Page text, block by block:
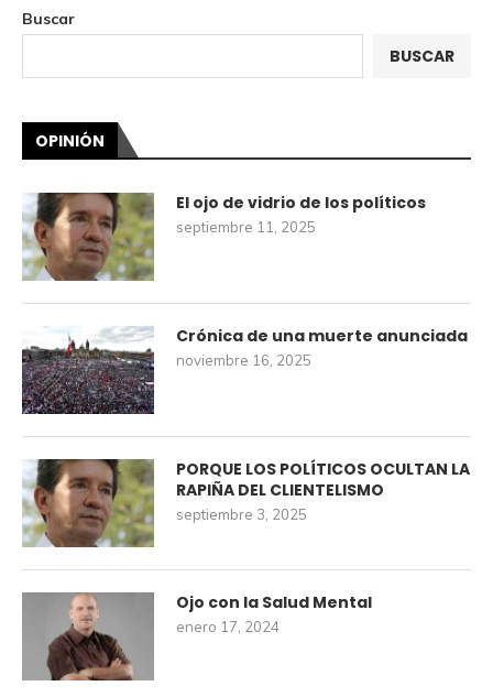
Buscar
BUSCAR
OPINIÓN
El ojo de vidrio de los políticos
septiembre 11, 2025
Crónica de una muerte anunciada
noviembre 16, 2025
PORQUE LOS POLÍTICOS OCULTAN LA
RAPIÑA DEL CLIENTELISMO
septiembre 3, 2025
Ojo con la Salud Mental
enero 17, 2024